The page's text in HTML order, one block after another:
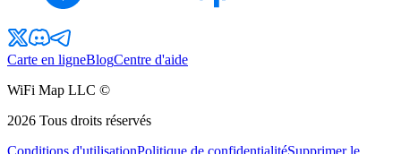
Carte en ligneBlogCentre d'aide
WiFi Map LLC ©
2026 Tous droits réservés